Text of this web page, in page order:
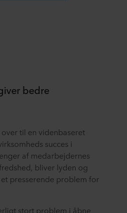
bedre
til en videnbaseret
succes i
af medarbejdernes
bliver lyden og
presserende problem for
stort problem i åbne